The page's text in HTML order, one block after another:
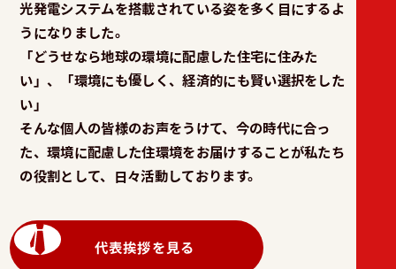
光発電システムを搭載されている姿を多く目にするよ
うになりました。
「どうせなら地球の環境に配慮した住宅に住みた
い」、「環境にも優しく、経済的にも賢い選択をした
い」
そんな個人の皆様のお声をうけて、今の時代に合っ
た、環境に配慮した住環境をお届けすることが私たち
の役割として、日々活動しております。
代表挨拶を見る